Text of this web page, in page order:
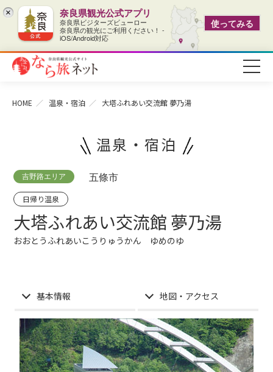
× 奈良県観光公式アプリ
奈良県ビジターズビューロー
奈良県の観光にご利用ください！ -
iOS/Android対応
使ってみる
HOME 温泉・宿泊 大塔ふれあい交流館 夢乃湯
温泉・宿泊
吉野路エリア 五條市
日帰り温泉
大塔ふれあい交流館 夢乃湯
おおとうふれあいこうりゅうかん ゆめのゆ
基本情報 地図・アクセス